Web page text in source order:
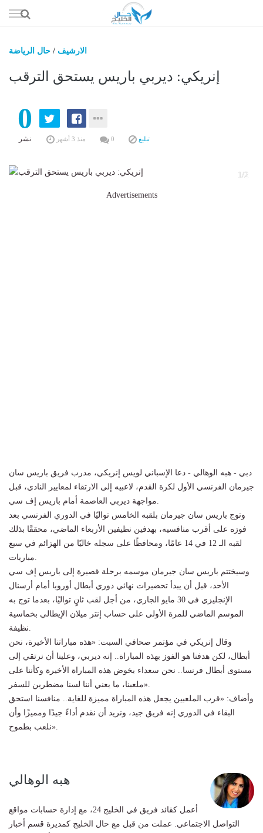
الى
الارشيف / حال الرياضة
إنريكي: ديربي باريس يستحق الترقب
0
نشر منذ 3 أشهر 0 تبليغ
1/2
Advertisements
دبي - هبه الوهالي - دعا الإسباني لويس إنريكي، مدرب فريق باريس سان
جيرمان الفرنسي الأول لكرة القدم، لاعبيه إلى الارتقاء لمعايير النادي، قبل
مواجهة ديربي العاصمة أمام باريس إف سي.
وتوج باريس سان جيرمان بلقبه الخامس تواليًا في الدوري الفرنسي بعد
فوزه على أقرب منافسيه، بهدفين نظيفين الأربعاء الماضي، محققًا بذلك
لقبه الـ 12 في 14 عامًا، ومحافظًا على سجله خاليًا من الهزائم في سبع
مباريات.
وسيختتم باريس سان جيرمان موسمه برحلة قصيرة إلى باريس إف سي
الأحد، قبل أن يبدأ تحضيرات نهائي دوري أبطال أوروبا أمام أرسنال
الإنجليزي في 30 مايو الجاري، من أجل لقب ثانٍ تواليًا، بعدما توج به
الموسم الماضي للمرة الأولى على حساب إنتر ميلان الإيطالي بخماسية
نظيفة.
وقال إنريكي في مؤتمر صحافي السبت: «هذه مباراتنا الأخيرة، نحن
أبطال، لكن هدفنا هو الفوز بهذه المباراة.. إنه ديربي، وعلينا أن نرتقي إلى
مستوى أبطال فرنسا.. نحن سعداء بخوض هذه المباراة الأخيرة وكأننا على
ملعبنا، ما يعني أننا لسنا مضطرين للسفر».
وأضاف: «قرب الملعبين يجعل هذه المباراة مميزة للغاية.. منافسنا استحق
البقاء في الدوري إنه فريق جيد، ونريد أن نقدم أداءً جيدًا ومميزًا وأن
نلعب بطموح».
هبه الوهالي
أعمل كقائد فريق في الخليج 24، مع إدارة حسابات مواقع
التواصل الاجتماعي. عملت من قبل مع حال الخليج كمديرة قسم أخبار
حال
حال